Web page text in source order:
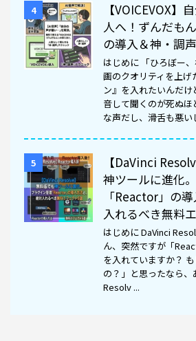
4
【VOICEVOX】
人へ！ずんだも
の導入＆神・調
はじめに 「ひろぼー
画のクオリティを上げ
ン』を入れたいんだ
音して聞くのが死ぬ
な声だし、滑舌も悪い
5
【DaVinci
神ツールに進化
「Reactor」の
入れるべき無料
はじめに DaVinci
ん、突然ですが「
を入れていますか？
の？」と思ったなら、
Resolv ...